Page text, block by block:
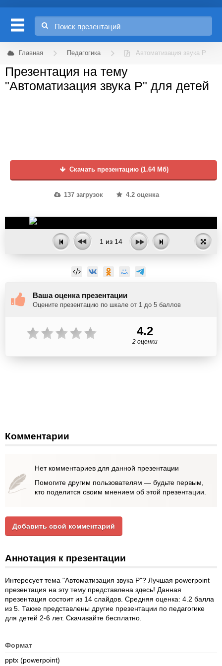
Главная Педагогика Автоматизация звука Р
Презентация на тему
"Автоматизация звука Р" для детей
Скачать презентацию (1.64 Мб)
137 загрузок 4.2 оценка
1 из 14
Ваша оценка презентации
Оцените презентацию по шкале от 1 до 5 баллов
4.2
2 оценки
Комментарии
Нет комментариев для данной презентации
Помогите другим пользователям — будьте первым,
кто поделится своим мнением об этой презентации.
Добавить свой комментарий
Аннотация к презентации
Интересует тема "Автоматизация звука Р"? Лучшая powerpoint
презентация на эту тему представлена здесь! Данная
презентация состоит из 14 слайдов. Средняя оценка: 4.2 балла
из 5. Также представлены другие презентации по педагогике
для детей 2-6 лет. Скачивайте бесплатно.
Формат
pptx (powerpoint)